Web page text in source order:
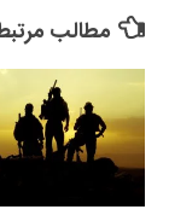
مطالب